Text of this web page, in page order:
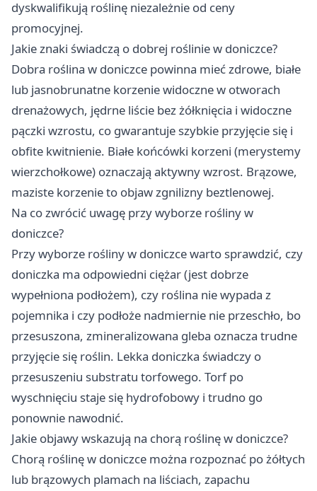
dyskwalifikują roślinę niezależnie od ceny
promocyjnej.
Jakie znaki świadczą o dobrej roślinie w doniczce?
Dobra roślina w doniczce powinna mieć zdrowe, białe
lub jasnobrunatne korzenie widoczne w otworach
drenażowych, jędrne liście bez żółknięcia i widoczne
pączki wzrostu, co gwarantuje szybkie przyjęcie się i
obfite kwitnienie. Białe końcówki korzeni (merystemy
wierzchołkowe) oznaczają aktywny wzrost. Brązowe,
maziste korzenie to objaw zgnilizny beztlenowej.
Na co zwrócić uwagę przy wyborze rośliny w
doniczce?
Przy wyborze rośliny w doniczce warto sprawdzić, czy
doniczka ma odpowiedni ciężar (jest dobrze
wypełniona podłożem), czy roślina nie wypada z
pojemnika i czy podłoże nadmiernie nie przeschło, bo
przesuszona, zmineralizowana gleba oznacza trudne
przyjęcie się roślin. Lekka doniczka świadczy o
przesuszeniu substratu torfowego. Torf po
wyschnięciu staje się hydrofobowy i trudno go
ponownie nawodnić.
Jakie objawy wskazują na chorą roślinę w doniczce?
Chorą roślinę w doniczce można rozpoznać po żółtych
lub brązowych plamach na liściach, zapachu